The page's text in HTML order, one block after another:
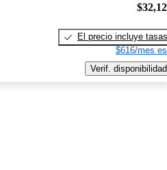
El precio incluye tasas
$616/mes
Verif. disponibilidad